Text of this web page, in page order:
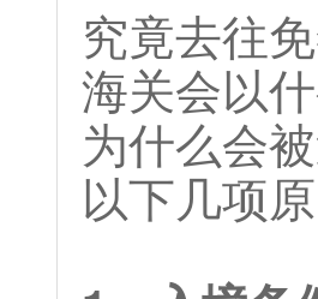
究竟去往
海关会以
为什么会
以下几项